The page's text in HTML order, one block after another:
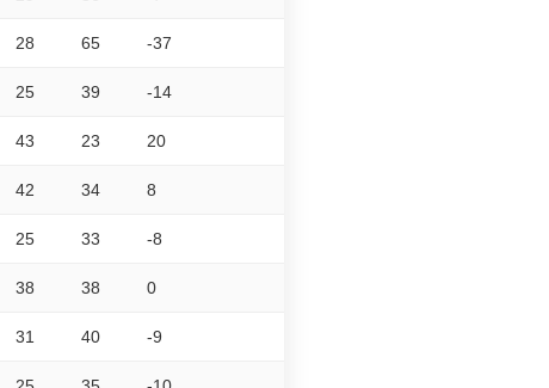
28 65 -37
25 39 -14
43 23 20
42 34 8
25 33 -8
38 38 0
31 40 -9